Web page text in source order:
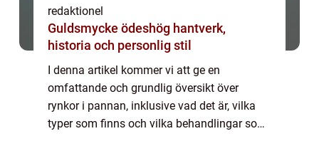
redaktionel
Guldsmycke ödeshög hantverk,
historia och personlig stil
I denna artikel kommer vi att ge en
omfattande och grundlig översikt över
rynkor i pannan, inklusive vad det är, vilka
typer som finns och vilka behandlingar som